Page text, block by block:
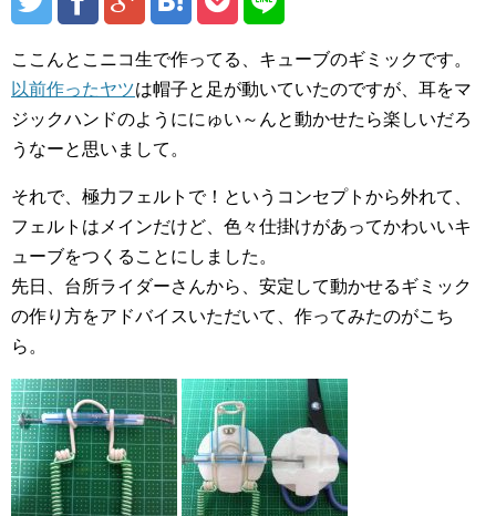
ここんとこニコ生で作ってる、キューブのギミックです。
以前作ったヤツは帽子と足が動いていたのですが、耳をマ
ジックハンドのようににゅい～んと動かせたら楽しいだろ
うなーと思いまして。
それで、極力フェルトで！というコンセプトから外れて、
フェルトはメインだけど、色々仕掛けがあってかわいいキ
ューブをつくることにしました。
先日、台所ライダーさんから、安定して動かせるギミック
の作り方をアドバイスいただいて、作ってみたのがこち
ら。